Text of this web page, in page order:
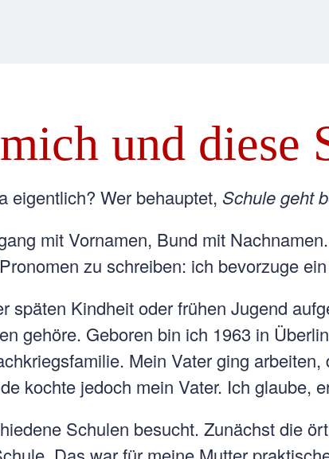
und diese
eigentlich? Wer behauptet, Schule geht
mit Vornamen, Bund mit
zu schreiben: ich bevorzuge
späten Kindheit oder frühen Jugend
gehöre. Geboren bin ich 1963 in
Mein Vater ging
kochte jedoch mein Vater. Ich glaube,
Schulen besucht. Zunächst die